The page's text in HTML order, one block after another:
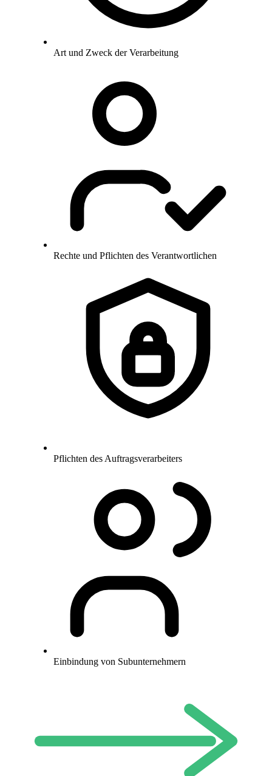
Art und Zweck der Verarbeitung
Rechte und Pflichten des Verantwortlichen
Pflichten des Auftragsverarbeiters
Einbindung von Subunternehmern